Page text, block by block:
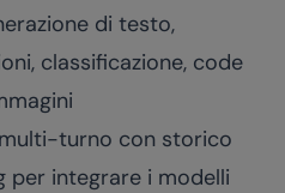
di testo,
classificazione, code
turno con storico
per integrare i modelli